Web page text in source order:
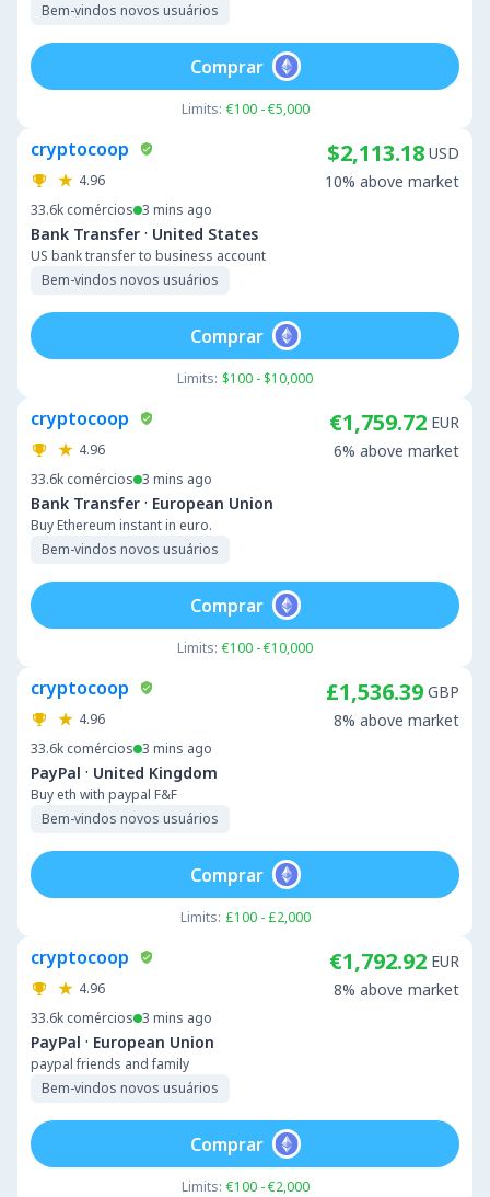
Bem-vindos novos usuários
Limits: €100 - €5,000
Comprar
cryptocoop
4.96
33.6k comércios 3 mins ago
Bank Transfer · United States
US bank transfer to business account
Bem-vindos novos usuários
$2,113.18 USD
10% above market
Limits: $100 - $10,000
Comprar
cryptocoop
4.96
33.6k comércios 3 mins ago
Bank Transfer · European Union
Buy Ethereum instant in euro.
Bem-vindos novos usuários
€1,759.72 EUR
6% above market
Limits: €100 - €10,000
Comprar
cryptocoop
4.96
33.6k comércios 3 mins ago
PayPal · United Kingdom
Buy eth with paypal F&F
Bem-vindos novos usuários
£1,536.39 GBP
8% above market
Limits: £100 - £2,000
Comprar
cryptocoop
4.96
33.6k comércios 3 mins ago
PayPal · European Union
paypal friends and family
Bem-vindos novos usuários
€1,792.92 EUR
8% above market
Limits: €100 - €2,000
Comprar